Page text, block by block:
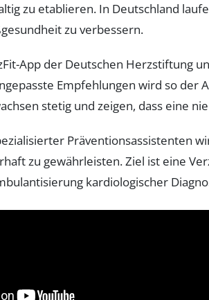
zu etablieren. In Deutschland
zu verbessern.
App der Deutschen Herzstiftung
Empfehlungen wird so der
stetig und zeigen, dass eine
Präventionsassistenten
zu gewährleisten. Ziel ist eine
kardiologischer